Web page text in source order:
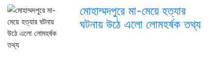
মোহাম্মদপুরে মা-মেয়ে হত্যার
ঘটনায় উঠে এলো লোমহর্ষক তথ্য